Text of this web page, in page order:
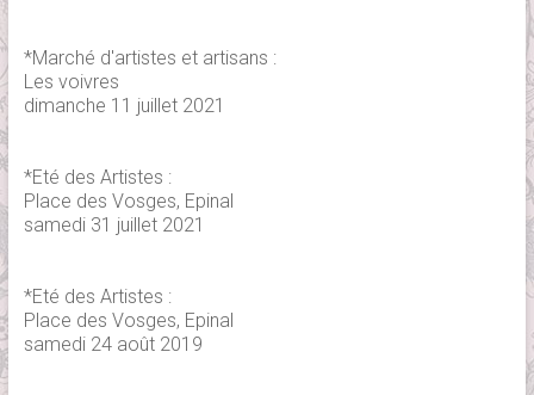
*Marché d'artistes et artisans :
Les voivres
dimanche 11 juillet 2021
*Eté des Artistes :
Place des Vosges, Epinal
samedi 31 juillet 2021
*Eté des Artistes :
Place des Vosges, Epinal
samedi 24 août 2019